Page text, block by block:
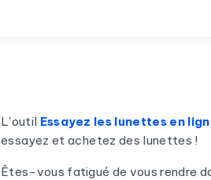
L'outil Essayez les lunettes en
essayez et achetez des lunettes !
Êtes-vous fatigué de vous rendre